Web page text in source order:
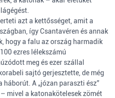
azt a kettősséget, amit a
így Csantavéren és annak
hogy a falu az ország harmadik
ezres lélekszámú
meg és ezer szállal
sajtó gerjesztette, de még
A „józan paraszti ész”
mivel a katonakötelesek zömét